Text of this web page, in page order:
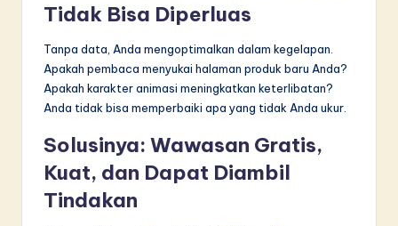
Tidak Bisa Diperluas
Tanpa data, Anda mengoptimalkan dalam kegelapan.
Apakah pembaca menyukai halaman produk baru Anda?
Apakah karakter animasi meningkatkan keterlibatan?
Anda tidak bisa memperbaiki apa yang tidak Anda ukur.
Solusinya: Wawasan Gratis,
Kuat, dan Dapat Diambil
Tindakan